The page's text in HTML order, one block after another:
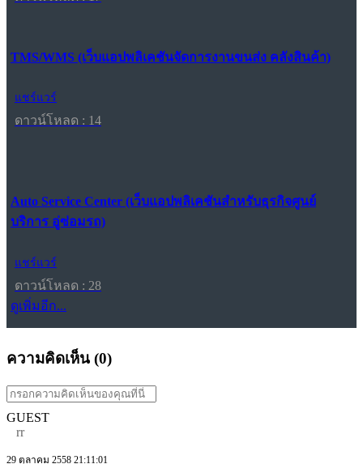
TMS/WMS (เว็บแอปพลิเคชันจัดการงานขนส่ง คลังสินค้า)
แชร์แวร์
ดาวน์โหลด : 14
Auto Service Center (เว็บแอปพลิเคชันสำหรับธุรกิจศูนย์
บริการ อู่ซ่อมรถ)
แชร์แวร์
ดาวน์โหลด : 28
ดูเพิ่มอีก...
ความคิดเห็น (0)
GUEST
rr
29 ตุลาคม 2558 21:11:01